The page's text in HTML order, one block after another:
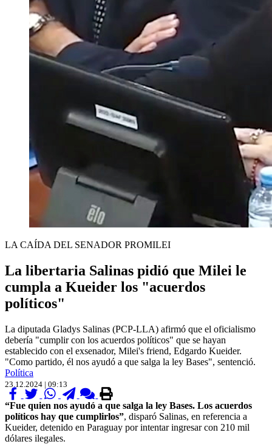
LA CAÍDA DEL SENADOR PROMILEI
La libertaria Salinas pidió que Milei le
cumpla a Kueider los "acuerdos
políticos"
La diputada Gladys Salinas (PCP-LLA) afirmó que el oficialismo
debería "cumplir con los acuerdos políticos" que se hayan
establecido con el exsenador, Milei's friend, Edgardo Kueider.
"Como partido, él nos ayudó a que salga la ley Bases", sentenció.
Política
23.12.2024 | 09:13
“Fue quien nos ayudó a que salga la ley Bases. Los acuerdos
políticos hay que cumplirlos”, disparó Salinas, en referencia a
Kueider, detenido en Paraguay por intentar ingresar con 210 mil
dólares ilegales.